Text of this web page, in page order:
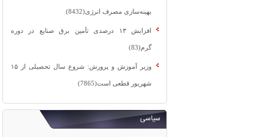
بهینه‌سازی مصرف انرژی(8432)
افزایش ۱۳ درصدی تأمین برق صنایع در دوره
گرم(83)
وزیر آموزش و پرورش: شروع سال تحصیلی از ۱۵
شهریور قطعی است(7865)
سیاسی